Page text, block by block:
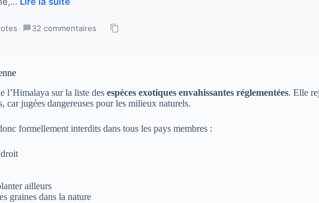
· 32 commentaires ·
l’Himalaya sur la liste des espèces exotiques envahissantes réglementées. Elle
car jugées dangereuses pour les milieux naturels.
formellement interdits dans tous les pays membres :
ailleurs
graines dans la nature